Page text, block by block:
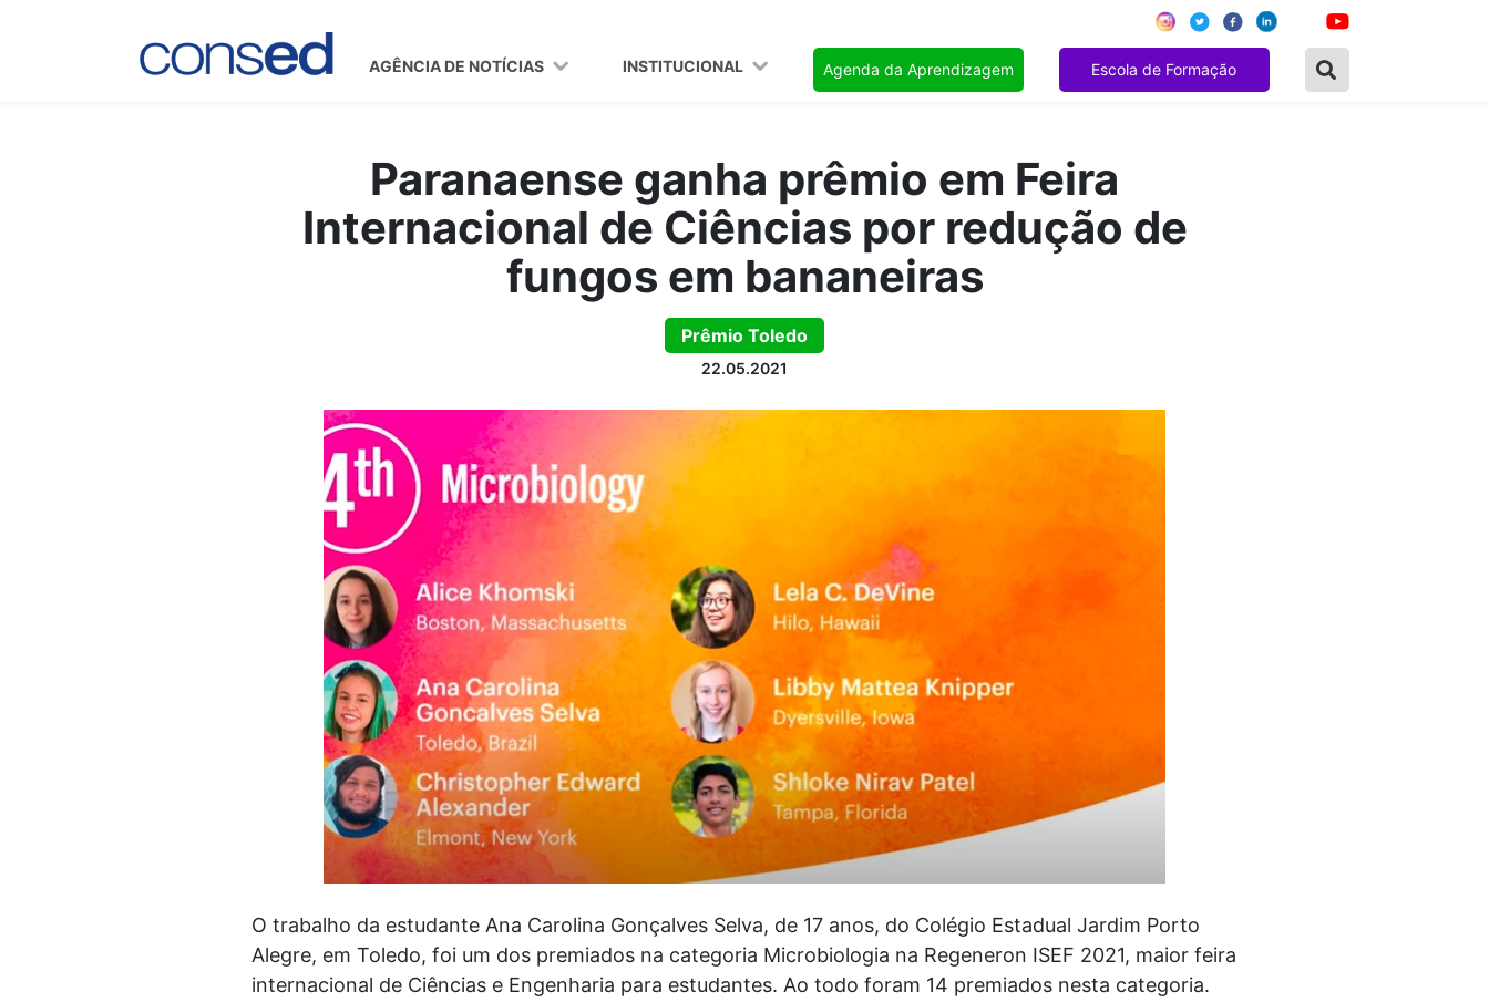
AGÊNCIA DE NOTÍCIAS INSTITUCIONAL Agenda da Aprendizagem Escola de Formação
Paranaense ganha prêmio em Feira
Internacional de Ciências por redução de
fungos em bananeiras
Prêmio Toledo
22.05.2021
O trabalho da estudante Ana Carolina Gonçalves Selva, de 17 anos, do Colégio Estadual Jardim Porto
Alegre, em Toledo, foi um dos premiados na categoria Microbiologia na Regeneron ISEF 2021, maior feira
internacional de Ciências e Engenharia para estudantes. Ao todo foram 14 premiados nesta categoria.